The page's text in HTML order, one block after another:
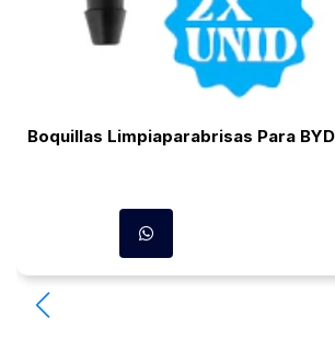
Boquillas Limpiaparabrisas Para